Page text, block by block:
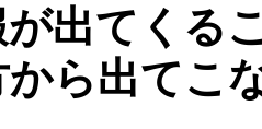
出てくる
から出てこ